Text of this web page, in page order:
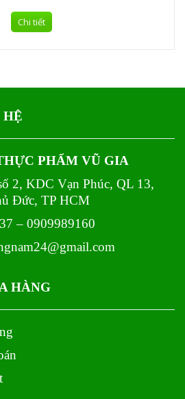
Chi tiết
HỆ
PHẨM VŨ GIA
2, KDC Vạn Phúc, QL 13,
Đức, TP HCM
– 0909989160
HÀNG